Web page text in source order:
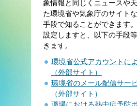
象情報と同じくニュースや
た環境省や気象庁のサイト
手段で知ることができます
設定しますと、以下の手段
きます。
環境省公式アカウントに
（外部サイト）
環境省のメール配信サー
（外部サイト）